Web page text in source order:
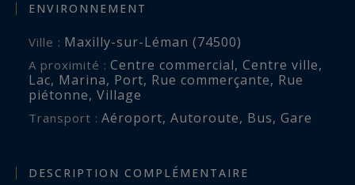
ENVIRONNEMENT
Ville : Maxilly-sur-Léman (74500)
A proximité : Centre commercial, Centre ville,
Lac, Marina, Port, Rue commerçante, Rue
piétonne, Village
Transport : Aéroport, Autoroute, Bus, Gare
DESCRIPTION COMPLÉMENTAIRE